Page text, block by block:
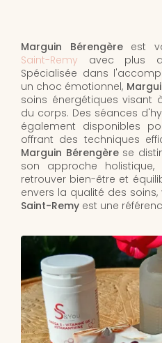
Marguin Bérengère est
Saint-Remy avec plus
Spécialisée dans
un choc émotionnel,
soins énergétiques visant
du corps. Des séances
également disponibles
offrant des techniques
Marguin Bérengèrese
son approche
retrouver bien-être et
envers la qualité des soins,
Saint-Remy est une